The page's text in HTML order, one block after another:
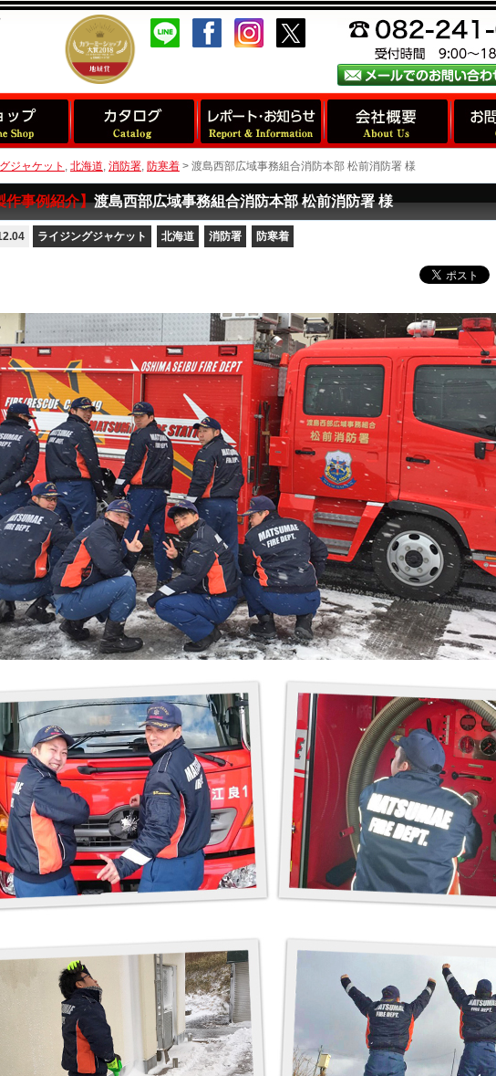
ジャケット , 北海道, 消防署, 防寒着 > 渡島西部広域事務組合消防本部 松前消防署 様
作事例紹介】渡島西部広域事務組合消防本部 松前消防署 様
ライジングジャケット 北海道 消防署 防寒着